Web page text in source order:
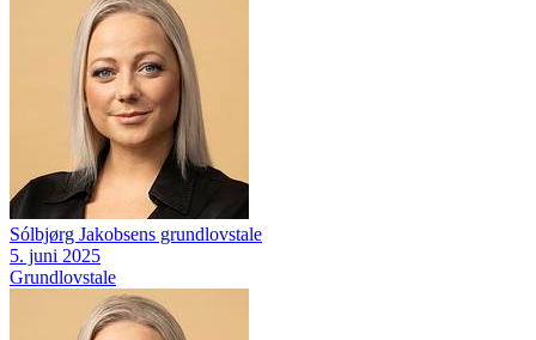
Sólbjørg Jakobsens grundlovstale
5. juni 2025
Grundlovstale